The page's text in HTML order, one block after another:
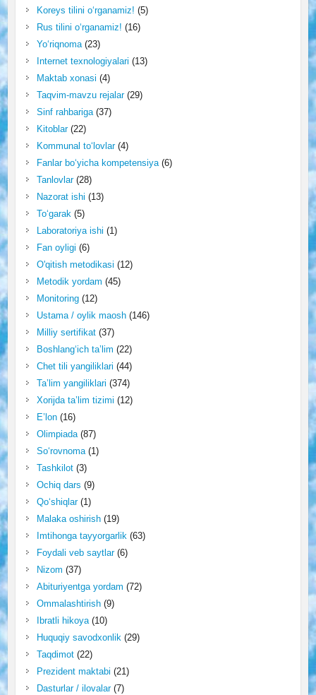
Koreys tilini o‘rganamiz! (5)
Rus tilini o‘rganamiz! (16)
Yo‘riqnoma(23)
Internet texnologiyalari (13)
Maktab xonasi (4)
Taqvim-mavzu rejalar(29)
Sinf rahbariga(37)
Kitoblar(22)
Kommunal to‘lovlar(4)
Fanlar bo‘yicha kompetensiya(6)
Tanlovlar(28)
Nazorat ishi (13)
To‘garak(5)
Laboratoriya ishi (1)
Fan oyligi (6)
O'qitish metodikasi (12)
Metodik yordam (45)
Monitoring(12)
Ustama / oylik maosh(146)
Milliy sertifikat(37)
Boshlang‘ich ta’lim (22)
Chet tili yangiliklari (44)
Ta’lim yangiliklari (374)
Xorijda ta’lim tizimi (12)
E’lon(16)
Olimpiada(87)
So‘rovnoma(1)
Tashkilot(3)
Ochiq dars (9)
Qo‘shiqlar(1)
Malaka oshirish(19)
Imtihonga tayyorgarlik(63)
Foydali veb saytlar(6)
Nizom (37)
Abituriyentga yordam (72)
Ommalashtirish(9)
Ibratli hikoya(10)
Huquqiy savodxonlik(29)
Taqdimot(22)
Prezident maktabi (21)
Dasturlar / ilovalar(7)